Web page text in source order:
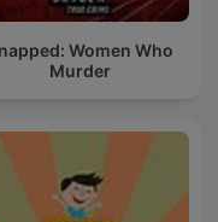
Women Who
Murder